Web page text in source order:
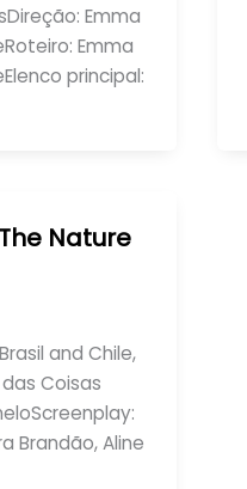
Emma
Emma
principal:
Nature
and Chile,
Coisas
Brandão, Aline